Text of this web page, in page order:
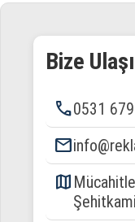
Bize
phone0531
email
map